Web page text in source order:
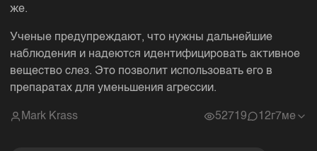
же.
Ученые предупреждают, что нужны дальнейшие
наблюдения и надеются идентифицировать активное
вещество слез. Это позволит использовать его в
препаратах для уменьшения агрессии.
Mark Krass 52719 1 2г7ме